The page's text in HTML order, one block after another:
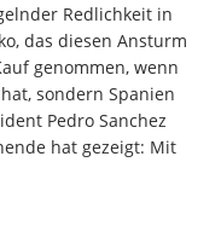
Redlichkeit in
das diesen Ansturm
genommen, wenn
sondern Spanien
Pedro Sanchez
hat gezeigt: Mit